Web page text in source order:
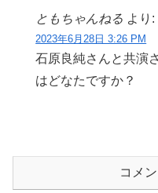
ともちゃんねる より:
2023年6月28日 3:26 PM
石原良純さんと共演
はどなたですか？
コメ